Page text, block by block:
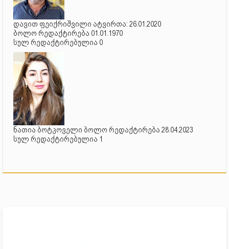
დავით ფეიქრიშვილი ატვირთა: 26.01.2020
ბოლო რედაქტირება 01.01.1970
სულ რედაქტირებულია 0
ნათია ბოტკოველი ბოლო რედაქტირება 28.04.2023
სულ რედაქტირებულია 1